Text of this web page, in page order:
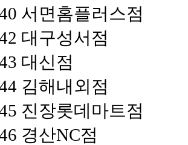
서면홈플러스점
대구성서점
대신점
김해내외점
진장롯데마트점
경산NC점